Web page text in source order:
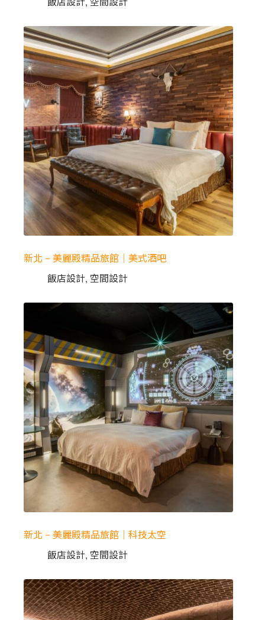
新北 – 美麗殿精品旅館｜美式酒吧
飯店設計, 空間設計
新北 – 美麗殿精品旅館｜科技太空
飯店設計, 空間設計